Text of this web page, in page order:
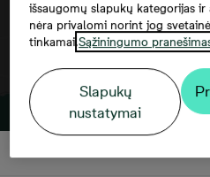
išsaugomų slapukų kategorijas
nėra privalomi norint jog
tinkamai.Sąžiningumo
Slapukų
nustatymai